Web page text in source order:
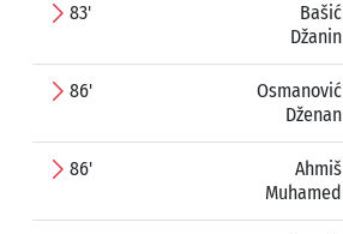
83'
Bašić
Džanin
86'
Osmanović
Dženan
86'
Ahmiš
Muhamed